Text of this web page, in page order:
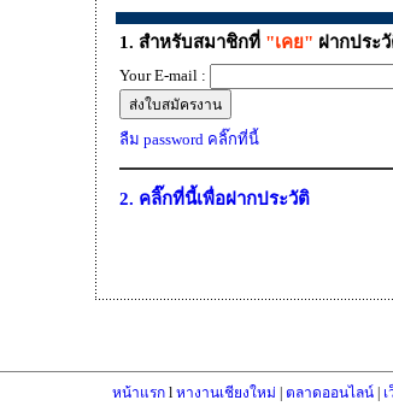
1. สำหรับสมาชิกที่ "เคย" ฝากประ
Your E-mail :
ลืม password คลิ๊กที่นี้
2. คลิ๊กที่นี้เพื่อฝากประวัติ
หน้าแรกl หางานเชียงใหม่ | ตลาดออนไลน์|